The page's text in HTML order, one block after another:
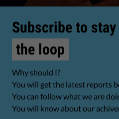
Subscribe to
the loop
Why should I?
You will get the latest reports
You can follow what we are
You will know about our